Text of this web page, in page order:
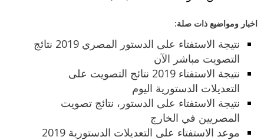
اخبار ومواضيع ذات صلة:
نتيجة الاستفتاء على الدستور المصري 2019 نتائج
التصويت مباشر الآن
نتيجة الاستفتاء 2019 نتائج التصويت على
التعديلات الدستورية اليوم
نتيجة الاستفتاء على الدستور، نتائج تصويت
المصريين في الخارج
موعد الاستفتاء على التعديلات الدستورية 2019